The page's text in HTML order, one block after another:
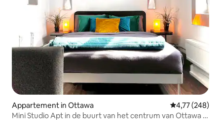
Appartement in Ottawa Gemiddelde
4,77 (248)
Mini Studio Apt in de buurt van het centrum van Ottawa +